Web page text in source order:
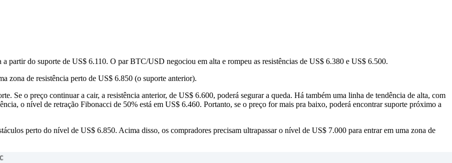
partir do suporte de US$ 6.110. O par BTC/USD negociou em alta e rompeu as resistências de US$ 6.380 e US$ 6.500.
zona de resistência perto de US$ 6.850 (o suporte anterior).
Se o preço continuar a cair, a resistência anterior, de US$ 6.600, poderá segurar a queda. Há também uma linha de tendência de alta, com
o nível de retração Fibonacci de 50% está em US$ 6.460. Portanto, se o preço for mais pra baixo, poderá encontrar suporte próximo a
perto do nível de US$ 6.850. Acima disso, os compradores precisam ultrapassar o nível de US$ 7.000 para entrar em uma zona de